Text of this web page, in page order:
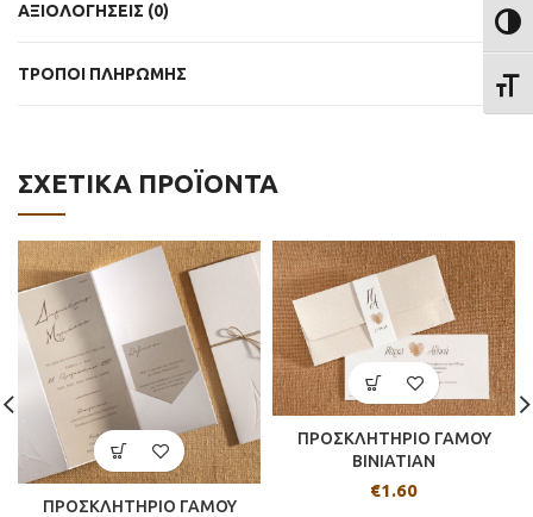
ΑΞΙΟΛΟΓΉΣΕΙΣ (0)
ΤΡΟΠΟΙ ΠΛΗΡΩΜΗΣ
ΣΧΕΤΙΚΆ ΠΡΟΪΌΝΤΑ
ΠΡΟΣΚΛΗΤΗΡΙΟ ΓΑΜΟΥ
ΠΡΟΣΚΛΗΤΗΡΙΟ ΓΑΜΟΥ
BINIATIAN
€1.60